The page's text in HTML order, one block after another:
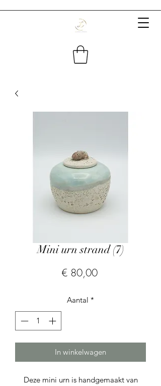
Mini urn strand (7)
€ 80,00Prijs
Aantal *
In winkelwagen
Deze mini urn is handgemaakt van